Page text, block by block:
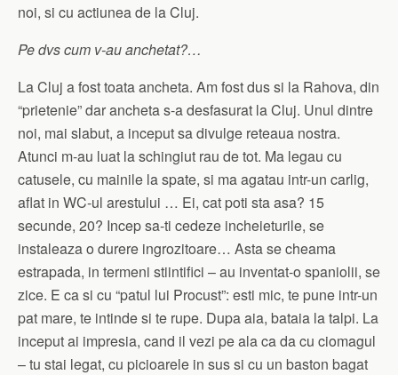
noi, si cu actiunea de la Cluj.
Pe dvs cum v-au anchetat?…
La Cluj a fost toata ancheta. Am fost dus si la Rahova, din
“prietenie” dar ancheta s-a desfasurat la Cluj. Unul dintre
noi, mai slabut, a inceput sa divulge reteaua nostra.
Atunci m-au luat la schingiut rau de tot. Ma legau cu
catusele, cu mainile la spate, si ma agatau intr-un carlig,
aflat in WC-ul arestului … Ei, cat poti sta asa? 15
secunde, 20? Incep sa-ti cedeze incheieturile, se
instaleaza o durere ingrozitoare… Asta se cheama
estrapada, in termeni stiintifici – au inventat-o spaniolii, se
zice. E ca si cu “patul lui Procust”: esti mic, te pune intr-un
pat mare, te intinde si te rupe. Dupa aia, bataia la talpi. La
inceput ai impresia, cand il vezi pe ala ca da cu ciomagul
– tu stai legat, cu picioarele in sus si cu un baston bagat